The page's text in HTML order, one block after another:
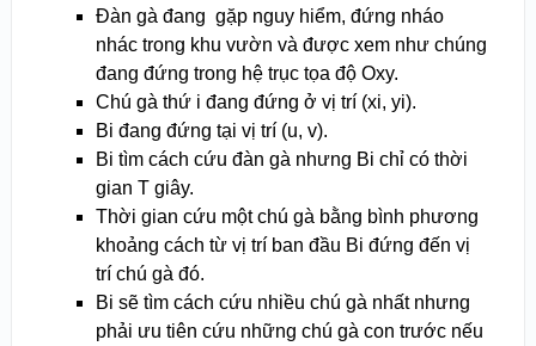
Đàn gà đang gặp nguy hiểm, đứng nháo
nhác trong khu vườn và được xem như chúng
đang đứng trong hệ trục tọa độ Oxy.
Chú gà thứ i đang đứng ở vị trí (xi, yi).
Bi đang đứng tại vị trí (u, v).
Bi tìm cách cứu đàn gà nhưng Bi chỉ có thời
gian T giây.
Thời gian cứu một chú gà bằng bình phương
khoảng cách từ vị trí ban đầu Bi đứng đến vị
trí chú gà đó.
Bi sẽ tìm cách cứu nhiều chú gà nhất nhưng
phải ưu tiên cứu những chú gà con trước nếu